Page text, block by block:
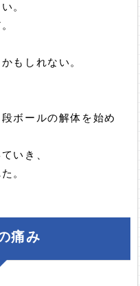
。
もしれない。
ボールの解体を始め
いき、
。
痛み